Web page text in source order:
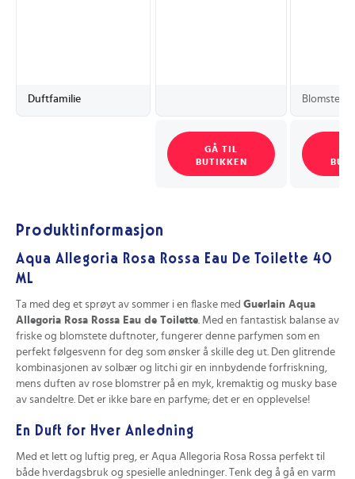
Duftfamilie Blomster-
GÅ TIL
BUTIKKEN
Produktinformasjon
Aqua Allegoria Rosa Rossa Eau De Toilette 40
ML
Ta med deg et sprøyt av sommer i en flaske med Guerlain Aqua
Allegoria Rosa Rossa Eau de Toilette . Med en fantastisk balanse av
friske og blomstete duftnoter, fungerer denne parfymen som en
perfekt følgesvenn for deg som ønsker å skille deg ut. Den glitrende
kombinasjonen av solbær og litchi gir en innbydende forfriskning,
mens duften av rose blomstrer på en myk, kremaktig og musky base
av sandeltre. Det er ikke bare en parfyme; det er en opplevelse!
En Duft for Hver Anledning
Med et lett og luftig preg, er Aqua Allegoria Rosa Rossa perfekt til
både hverdagsbruk og spesielle anledninger. Tenk deg å gå en varm